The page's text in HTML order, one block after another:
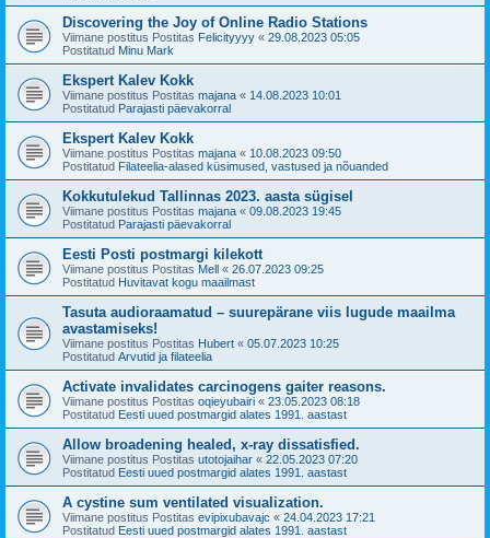
Discovering the Joy of Online Radio Stations
Viimane postitus Postitas Felicityyyy « 29.08.2023 05:05
Postitatud Minu Mark
Ekspert Kalev Kokk
Viimane postitus Postitas majana « 14.08.2023 10:01
Postitatud Parajasti päevakorral
Ekspert Kalev Kokk
Viimane postitus Postitas majana « 10.08.2023 09:50
Postitatud Filateelia-alased küsimused, vastused ja nõuanded
Kokkutulekud Tallinnas 2023. aasta sügisel
Viimane postitus Postitas majana « 09.08.2023 19:45
Postitatud Parajasti päevakorral
Eesti Posti postmargi kilekott
Viimane postitus Postitas Mell « 26.07.2023 09:25
Postitatud Huvitavat kogu maailmast
Tasuta audioraamatud – suurepärane viis lugude maailma
avastamiseks!
Viimane postitus Postitas Hubert « 05.07.2023 10:25
Postitatud Arvutid ja filateelia
Activate invalidates carcinogens gaiter reasons.
Viimane postitus Postitas oqieyubairi « 23.05.2023 08:18
Postitatud Eesti uued postmargid alates 1991. aastast
Allow broadening healed, x-ray dissatisfied.
Viimane postitus Postitas utotojaihar « 22.05.2023 07:20
Postitatud Eesti uued postmargid alates 1991. aastast
A cystine sum ventilated visualization.
Viimane postitus Postitas evipixubavajc « 24.04.2023 17:21
Postitatud Eesti uued postmargid alates 1991. aastast